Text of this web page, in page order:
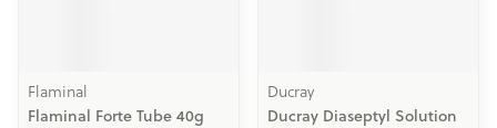
Flaminal
Flaminal Forte Tube 40g
Ducray
Ducray Diaseptyl Solution